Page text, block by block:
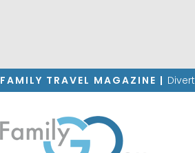
FAMILY TRAVEL MAGAZINE |